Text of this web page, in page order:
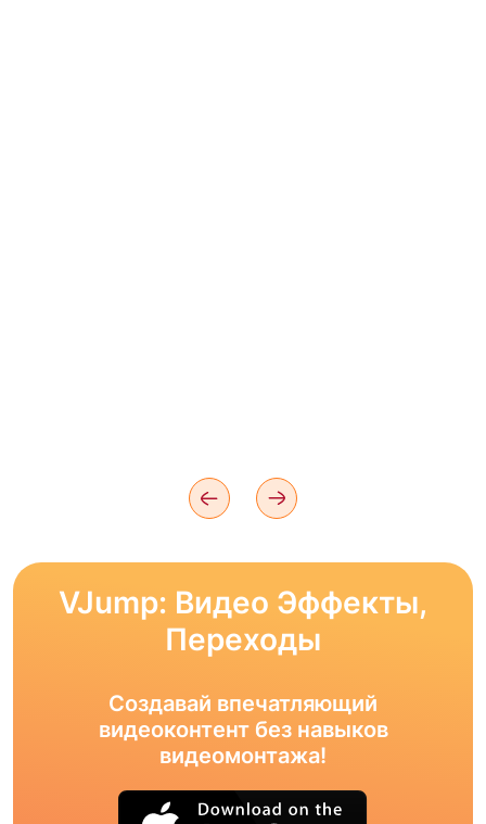
VJump: Видео Эффекты,
Переходы
Создавай впечатляющий
видеоконтент без навыков
видеомонтажа!